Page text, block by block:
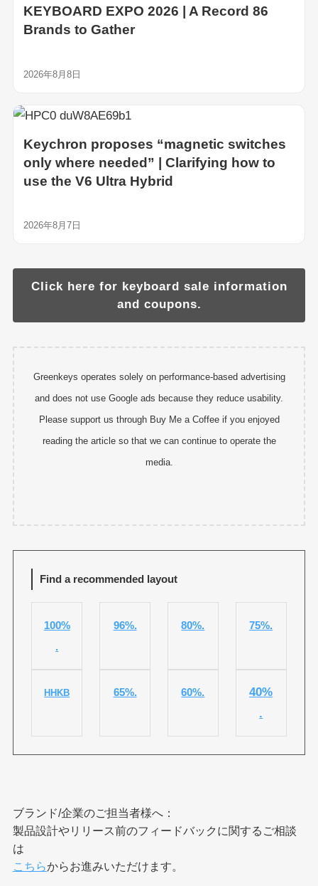
KEYBOARD EXPO 2026 | A Record 86
Brands to Gather
2026年8月8日
Keychron proposes “magnetic switches
only where needed” | Clarifying how to
use the V6 Ultra Hybrid
2026年8月7日
Click here for keyboard sale information
and coupons.
Greenkeys operates solely on performance-based advertising
and does not use Google ads because they reduce usability.
Please support us through Buy Me a Coffee if you enjoyed
reading the article so that we can continue to operate the
media.
Find a recommended layout
100%
.
96%. 80%. 75%.
HHKB 65%. 60%.
40%
.
ブランド/企業のご担当者様へ：
製品設計やリリース前のフィードバックに関するご相談
は
こちらからお進みいただけます。